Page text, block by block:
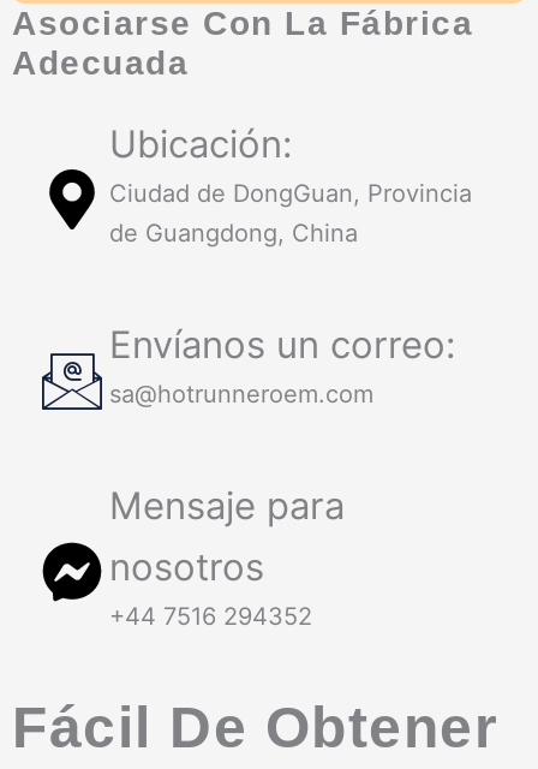
Asociarse Con La Fábrica
Adecuada
Ubicación:
Ciudad de DongGuan, Provincia
de Guangdong, China
Envíanos un correo:
sa@hotrunneroem.com
Mensaje para
nosotros
+44 7516 294352
Fácil De Obtener